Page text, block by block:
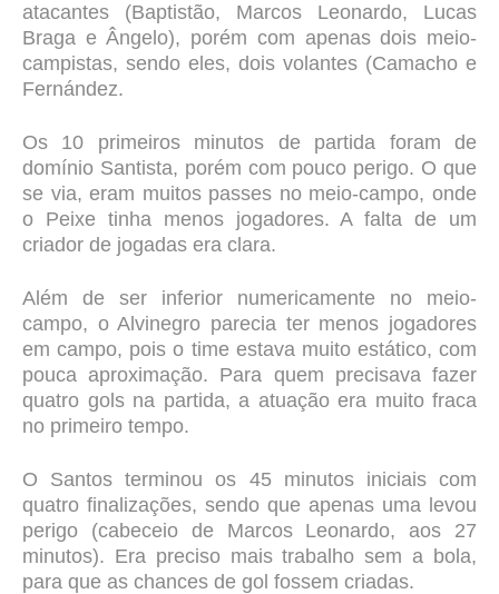
atacantes (Baptistão, Marcos Leonardo, Lucas
Braga e Ângelo), porém com apenas dois meio-
campistas, sendo eles, dois volantes (Camacho e
Fernández.
Os 10 primeiros minutos de partida foram de
domínio Santista, porém com pouco perigo. O que
se via, eram muitos passes no meio-campo, onde
o Peixe tinha menos jogadores. A falta de um
criador de jogadas era clara.
Além de ser inferior numericamente no meio-
campo, o Alvinegro parecia ter menos jogadores
em campo, pois o time estava muito estático, com
pouca aproximação. Para quem precisava fazer
quatro gols na partida, a atuação era muito fraca
no primeiro tempo.
O Santos terminou os 45 minutos iniciais com
quatro finalizações, sendo que apenas uma levou
perigo (cabeceio de Marcos Leonardo, aos 27
minutos). Era preciso mais trabalho sem a bola,
para que as chances de gol fossem criadas.